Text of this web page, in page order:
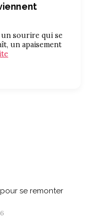
sourire qui se
un apaisement
se remonter